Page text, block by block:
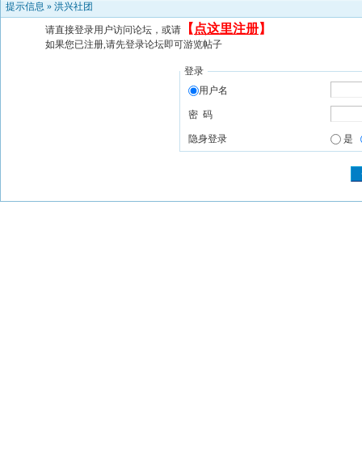
提示信息 » 洪兴社团
请直接登录用户访问论坛，或请 【 点这里注册】
如果您已注册,请先登录论坛即可游览帖子
登录
用户名
密 码
隐身登录 是